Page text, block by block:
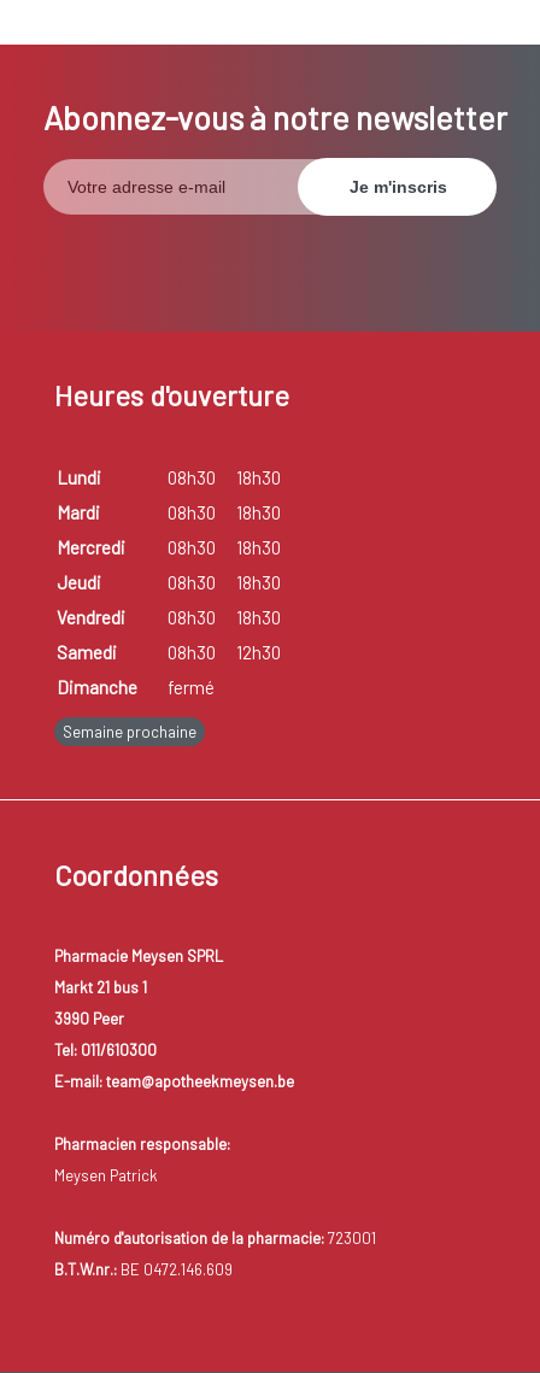
Abonnez-vous à notre newsletter
Heures d'ouverture
Lundi 08h30
18h30
Mardi
08h30
18h30
Mercredi
08h30
18h30
Jeudi
08h30
18h30
Vendredi
08h30
18h30
Samedi
08h30
12h30
Dimanche
fermé
Semaine prochaine
Coordonnées
Pharmacie Meysen SPRL
Markt 21 bus 1
3990 Peer
Tel: 011/610300
E-mail: team@apotheekmeysen.be
Pharmacien responsable:
Meysen Patrick
Numéro d'autorisation de la pharmacie:723001
B.T.W.nr.:BE 0472.146.609